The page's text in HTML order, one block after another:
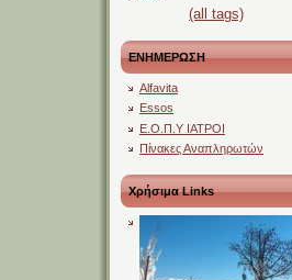
(all tags)
ΕΝΗΜΕΡΩΣΗ
Alfavita
Essos
Ε.Ο.Π.Υ ΙΑΤΡΟΙ
Πίνακες Αναπληρωτών
Χρήσιμα Links